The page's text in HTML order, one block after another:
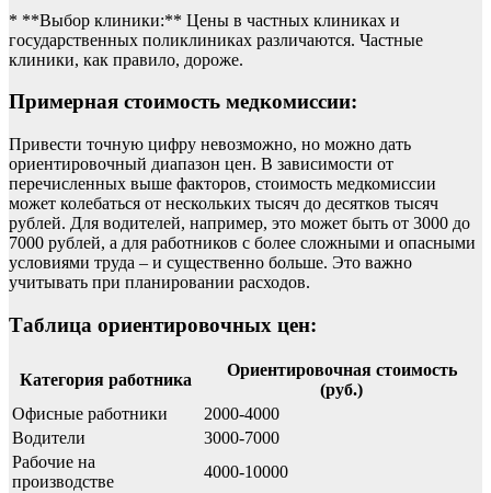
* **Выбор клиники:** Цены в частных клиниках и
государственных поликлиниках различаются. Частные
клиники, как правило, дороже.
Примерная стоимость медкомиссии:
Привести точную цифру невозможно, но можно дать
ориентировочный диапазон цен. В зависимости от
перечисленных выше факторов, стоимость медкомиссии
может колебаться от нескольких тысяч до десятков тысяч
рублей. Для водителей, например, это может быть от 3000 до
7000 рублей, а для работников с более сложными и опасными
условиями труда – и существенно больше. Это важно
учитывать при планировании расходов.
Таблица ориентировочных цен:
Категория работника
Ориентировочная стоимость
(руб.)
Офисные работники
2000-4000
Водители
3000-7000
Рабочие на
производстве
4000-10000